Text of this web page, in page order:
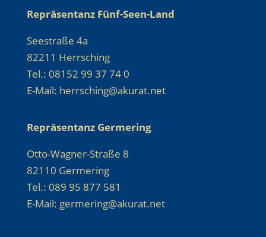
Repräsentanz Fünf-Seen-Land
Seestraße 4a
82211 Herrsching
Tel.: 08152 99 37 74 0
E-Mail: herrsching@akurat.net
Repräsentanz Germering
Otto-Wagner-Straße 8
82110 Germering
Tel.: 089 95 877 581
E-Mail: germering@akurat.net